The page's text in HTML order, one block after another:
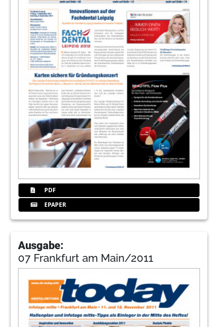
PDF
EPAPER
Ausgabe:
07 Frankfurt am Main/2011